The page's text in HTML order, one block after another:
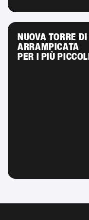
NUOVA TORRE DI
ARRAMPICATA
PER I PIÙ